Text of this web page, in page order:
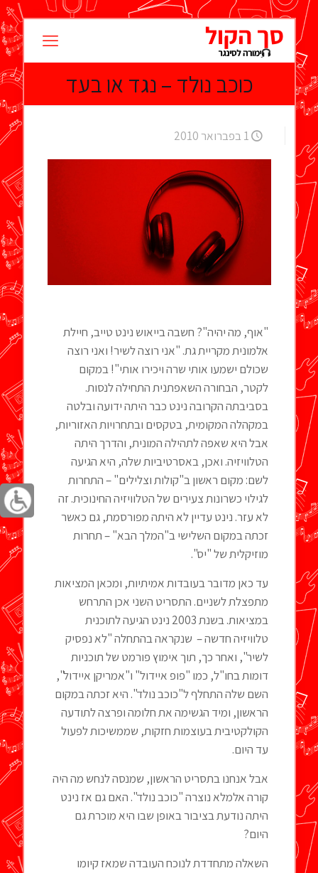
כוכב נולד – נגד או בעד
1 בפברואר 2010
"אוף, מה יהיה"? חשבה בייאוש נינט טייב, חיילת
אלמונית מקריית גת. "אני רוצה לשיר! ואני רוצה
שכולם ישמעו אותי שרה ויכירו אותי"! במקום
לקטר, הבחורה השאפתנית התחילה לנסות.
בסביבתה הקרובה נינט כבר היתה ידועה ובלטה
במקהלה המקומית, בטקסים ובתחרויות האזוריות,
אבל היא שאפה לתהילה המונית, והדרך היתה
הטלוויזיה. ואכן, באסרטיביות שלה, היא הגיעה
לשם: מקום ראשון ב"קולות וצלילים" – התחרות
לגילוי כשרונות צעירים של הטלוויזיה החינוכית. זה
לא עזר. נינט עדיין לא היתה מפורסמת, גם כאשר
זכתה במקום השלישי ב"המלך הבא" – תחרות
מוזיקלית של "יס".
עד כאן מדובר בעובדות אמיתיות, ומכאן המציאות
מתפצלת לשניים. התסריט השני אכן התרחש
במציאות. בשנת 2003 נינט הגיעה לתוכנית
טלוויזיה חדשה – שנקראה בהתחלה "לא נפסיק
לשיר", ואחר כך, תוך אימוץ פורמט של תוכניות
דומות בחו"ל, כמו "פופ איידול" ו"אמריקן איידול",
השם שלה התחלף ל"כוכב נולד". היא זכתה במקום
הראשון, ומיד הגשימה את חלומה ופרצה לתודעה
הקולקטיבית בעוצמות חזקות, שממשיכות לפעול
עד היום.
אבל אנחנו בתסריט הראשון, שמנסה לנחש מה היה
קורה אלמלא נוצרה "כוכב נולד". האם גם אז נינט
היתה נודעת בציבור באופן שבו היא מוכרת גם
היום?
השאלה מתחדדת לנוכח העובדה שמאז קיומו